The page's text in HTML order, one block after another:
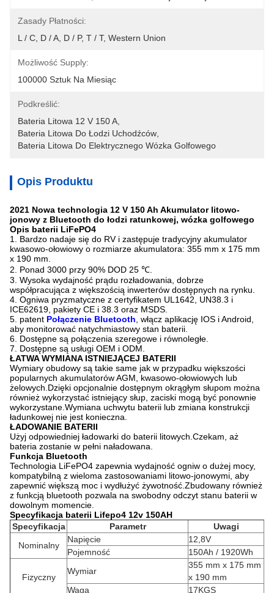
Zasady Płatności:
L / C, D / A, D / P, T / T, Western Union
Możliwość Supply:
100000 Sztuk Na Miesiąc
Podkreślić:
Bateria Litowa 12 V 150 A
Bateria Litowa Do Łodzi Uchodźców
Bateria Litowa Do Elektrycznego Wózka Golfowego
Opis Produktu
2021 Nowa technologia 12 V 150 Ah Akumulator litowo-
jonowy z Bluetooth do łodzi ratunkowej, wózka golfowego
Opis baterii LiFePO4
1. Bardzo nadaje się do RV i zastępuje tradycyjny akumulator
kwasowo-ołowiowy o rozmiarze akumulatora: 355 mm x 175 mm
x 190 mm
2. Ponad 3000 przy 90% DOD 25 ℃.
3. Wysoka wydajność prądu rozładowania, dobrze
współpracująca z większością inwerterów dostępnych na rynku.
4. Ogniwa pryzmatyczne z certyfikatem UL1642, UN38.3 i
ICE62619, pakiety CE i 38.3 oraz MSDS.
5. patent Połączenie Bluetooth , włącz aplikację IOS i Android,
aby monitorować natychmiastowy stan baterii.
6. Dostępne są połączenia szeregowe i równoległe.
7. Dostępne są usługi OEM i ODM.
ŁATWA WYMIANA ISTNIEJĄCEJ BATERII
Wymiary obudowy są takie same jak w przypadku większości
popularnych akumulatorów AGM, kwasowo-ołowiowych lub
żelowych.Dzięki opcjonalnie dostępnym okrągłym słupom można
również wykorzystać istniejący słup, zaciski mogą być ponownie
wykorzystane.Wymiana uchwytu baterii lub zmiana konstrukcji
ładunkowej nie jest konieczna.
ŁADOWANIE BATERII
Użyj odpowiedniej ładowarki do baterii litowych.Czekam, aż
bateria zostanie w pełni naładowana.
Funkcja Bluetooth
Technologia LiFePO4 zapewnia wydajność ogniw o dużej mocy,
kompatybilną z wieloma zastosowaniami litowo-jonowymi, aby
zapewnić większą moc i wydłużyć żywotność.Zbudowany również
z funkcją bluetooth pozwala na swobodny odczyt stanu baterii w
dowolnym momencie.
Specyfikacja baterii Lifepo4 12v 150AH
Specyfikacja
Parametr
Uwagi
Nominalny
Napięcie
12,8V
Pojemność
150Ah / 1920Wh
Fizyczny
Wymiar
355 mm x 175 mm
x 190 mm
Waga
17KGS